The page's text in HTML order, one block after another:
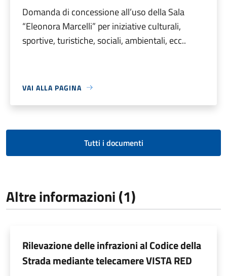
Domanda di concessione all’uso della Sala
“Eleonora Marcelli” per iniziative culturali,
sportive, turistiche, sociali, ambientali, ecc..
VAI ALLA PAGINA
Tutti i documenti
Altre informazioni (1)
Rilevazione delle infrazioni al Codice della
Strada mediante telecamere VISTA RED